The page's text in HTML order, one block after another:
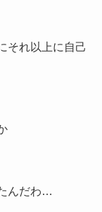
それ以上に自己
んだわ…